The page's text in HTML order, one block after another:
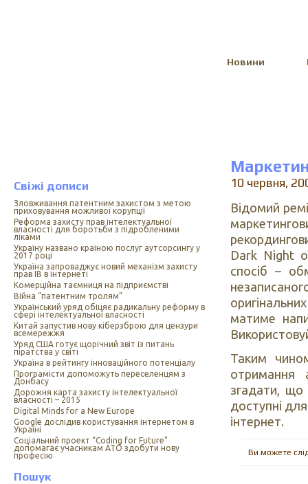
Новини
Свіжі дописи
Зловживання патентним захистом з метою
приховування можливої корупції
Реформа захисту прав інтелектуальної
власності для боротьби з підробленими
ліками
Україну названо країною послуг аутсорсингу у
2017 році
Україна запроваджує новий механізм захисту
прав ІВ в інтернеті
Комерційна таємниця на підприємстві
Війна “патентним тролям”
Український уряд обіцяє радикальну реформу в
сфері інтелектуальної власності
Китай запустив нову кіберзброю для цензури
всемережжя
Уряд США готує щорічний звіт із питань
піратства у світі
Україна в рейтингу інноваційного потенціалу
Програмісти допоможуть переселенцям з
Донбасу
Дорожня карта захисту інтелектуальної
власності – 2015
Digital Minds for a New Europe
Google дослідив користування інтернетом в
Україні
Cоціальний проект “Coding for Future”
допомагає учасникам АТО здобути нову
професію
Пошук
10 червня,
Відомий
Dark Night
спосіб –
матиме
Таким
отримання
згадати, що
доступні
інтернет.
Ви можете